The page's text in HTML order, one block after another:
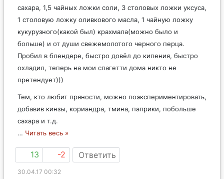
сахара, 1,5 чайных ложки соли, 3 столовых ложки уксуса,
1 столовую ложку оливкового масла, 1 чайную ложку
кукурузного(какой был) крахмала(можно было и
больше) и от души свежемолотого черного перца.
Пробил в блендере, быстро довёл до кипения, быстро
охладил, теперь на мои спагетти дома никто не
претендует)))
Тем, кто любит пряности, можно поэкспериментировать,
добавив кинзы, кориандра, тмина, паприки, побольше
сахара и т.д.
… Читать весь »
13 -2 Ответить
30.04.17 00:32